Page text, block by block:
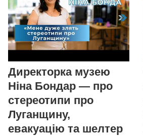
Директорка музею
Ніна Бондар — про
стереотипи про
Луганщину,
евакуацію та шелтер